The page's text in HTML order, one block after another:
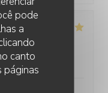
pode
a
canto
páginas
quality_price